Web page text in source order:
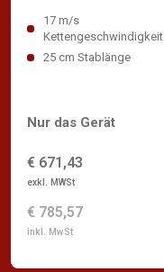
17 m/s
Kettengeschwindigkeit
25 cm Stablänge
€ 671,43
exkl. MWSt
€ 785,57
inkl. MwSt
Nur das Gerät